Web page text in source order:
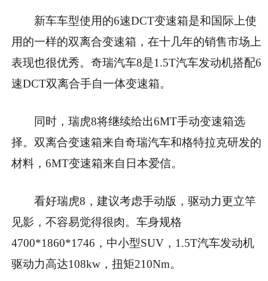
新车车型使用的6速DCT变速箱是和国际上使
用的一样的双离合变速箱，在十几年的销售市场上
表现也很优秀。奇瑞汽车8是1.5T汽车发动机搭配6
速DCT双离合手自一体变速箱。
同时，瑞虎8将继续给出6MT手动变速箱选
择。双离合变速箱来自奇瑞汽车和格特拉克研发的
材料，6MT变速箱来自日本爱信。
看好瑞虎8，建议考虑手动版，驱动力更立竿
见影，不容易觉得很肉。车身规格
4700*1860*1746，中小型SUV，1.5T汽车发动机
驱动力高达108kw，扭矩210Nm。